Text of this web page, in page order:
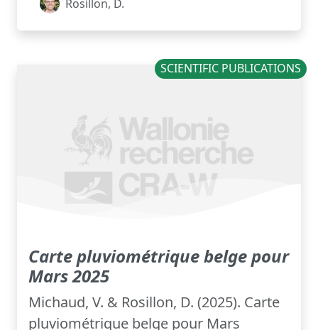
Rosillon, D.
SCIENTIFIC PUBLICATIONS
Carte pluviométrique belge pour
Mars 2025
Michaud, V. & Rosillon, D. (2025). Carte
pluviométrique belge pour Mars